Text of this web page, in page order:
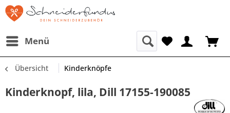
Menü
Übersicht Kinderknöpfe
Kinderknopf, lila, Dill 17155-190085